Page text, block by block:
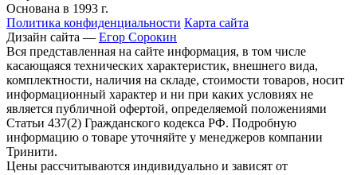
Основана в 1993 г.
Политика конфиденциальности Карта сайта
Дизайн сайта — Егор Сорокин
Вся представленная на сайте информация, в том числе
касающаяся технических характеристик, внешнего вида,
комплектности, наличия на складе, стоимости товаров, носит
информационный характер и ни при каких условиях не
является публичной офертой, определяемой положениями
Статьи 437(2) Гражданского кодекса РФ. Подробную
информацию о товаре уточняйте у менеджеров компании
Тринити.
Цены рассчитываются индивидуально и зависят от